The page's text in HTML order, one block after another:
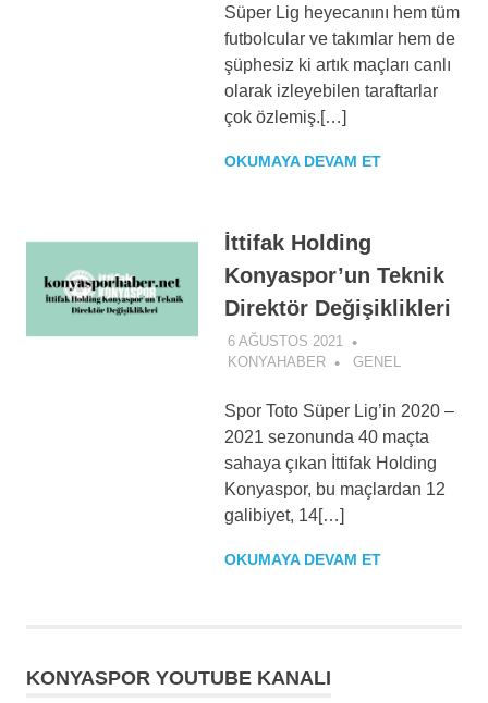
Süper Lig heyecanını hem tüm
futbolcular ve takımlar hem de
şüphesiz ki artık maçları canlı
olarak izleyebilen taraftarlar
çok özlemiş.[…]
OKUMAYA DEVAM ET
İttifak Holding
Konyaspor’un Teknik
Direktör Değişiklikleri
6 AĞUSTOS 2021
KONYAHABER
GENEL
Spor Toto Süper Lig’in 2020 –
2021 sezonunda 40 maçta
sahaya çıkan İttifak Holding
Konyaspor, bu maçlardan 12
galibiyet, 14[…]
OKUMAYA DEVAM ET
KONYASPOR YOUTUBE KANALI